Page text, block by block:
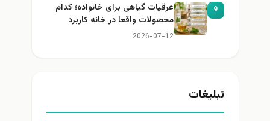
9
عرقیات گیاهی برای خانواده؛ کدام
محصولات واقعا در خانه کاربرد
دارند؟
2026-07-12
تبلیغات